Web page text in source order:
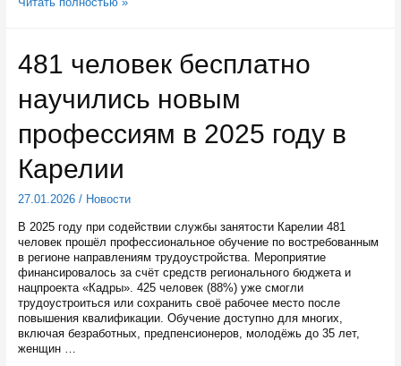
году
оборот
вовлечено
участков
481 человек бесплатно
научились новым
профессиям в 2025 году в
Карелии
27.01.2026/ Новости
В 2025 году при содействии службы занятости Карелии 481
человек прошёл профессиональное обучение по востребованным
в регионе направлениям трудоустройства. Мероприятие
финансировалось за счёт средств регионального бюджета и
нацпроекта «Кадры». 425 человек (88%) уже смогли
трудоустроиться или сохранить своё рабочее место после
повышения квалификации. Обучение доступно для многих,
включая безработных, предпенсионеров, молодёжь до 35 лет,
женщин …